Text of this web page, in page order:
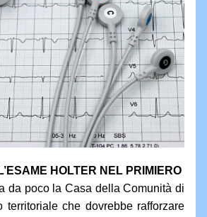
HOLTER NEL PRIMIERO
da poco la Casa della Comunità di
territoriale che dovrebbe rafforzare